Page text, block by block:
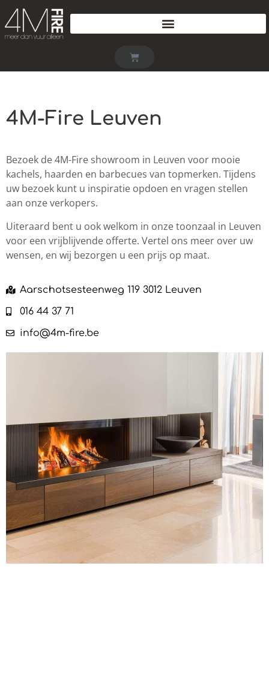
4M-Fire Leuven
Bezoek de 4M-Fire showroom in Leuven voor mooie
kachels, haarden en barbecues van topmerken. Tijdens
uw bezoek kunt u inspiratie opdoen en vragen stellen
aan onze verkopers.
Uiteraard bent u ook welkom in onze toonzaal in Leuven
voor een vrijblijvende offerte. Vertel ons meer over uw
wensen, en wij bezorgen u een prijs op maat.
Aarschotsesteenweg 119 3012 Leuven
016 44 37 71
info@4m-fire.be